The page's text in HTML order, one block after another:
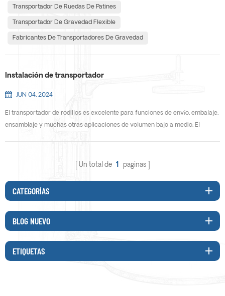
útiles para ayudar a mover artículos voluminosos o pesados ​​de un punto a
Transportador De Ruedas De Patines
Transportador De Gravedad Flexible
Fabricantes De Transportadores De Gravedad
Instalación de transportador
JUN 04, 2024
El transportador de rodillos es excelente para funciones de envío, embalaje,
ensamblaje y muchas otras aplicaciones de volumen bajo a medio. El
las patas Coloque el transportador en el suelo, gírelo (en la dirección
Un total de 1 paginas
CATEGORÍAS
BLOG NUEVO
ETIQUETAS